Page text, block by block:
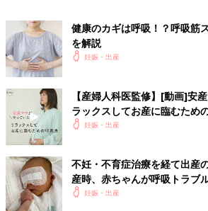
健康のカギは呼吸！？呼吸筋
を解説
妊娠・出産
【産婦人科医監修】[動画]安
ラックスしてお産に臨むため
妊娠・出産
不妊・不育症治療を経て出産
産時、赤ちゃんが呼吸トラブ
ることに感謝！」
妊娠・出産